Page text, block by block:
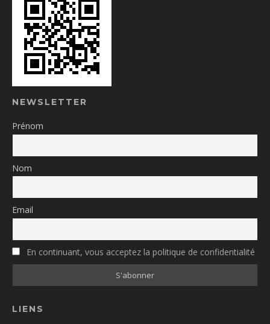
NEWSLETTER
Prénom
Nom
Email
En continuant, vous acceptez la politique de confidentialité
LIENS